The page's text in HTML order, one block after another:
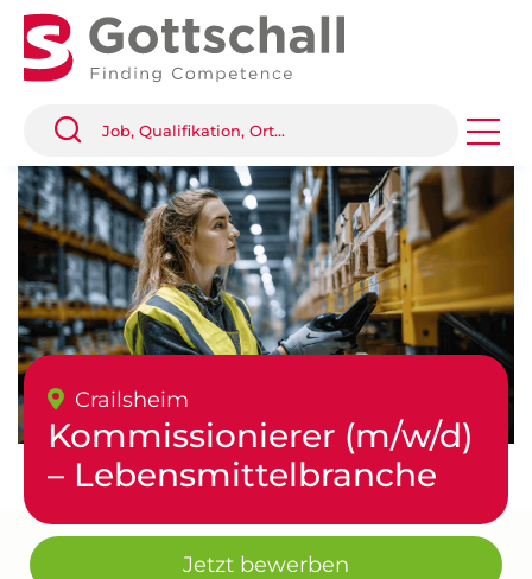
Crailsheim
Kommissionierer (m/w/d)
– Lebensmittelbranche
Jetzt bewerben